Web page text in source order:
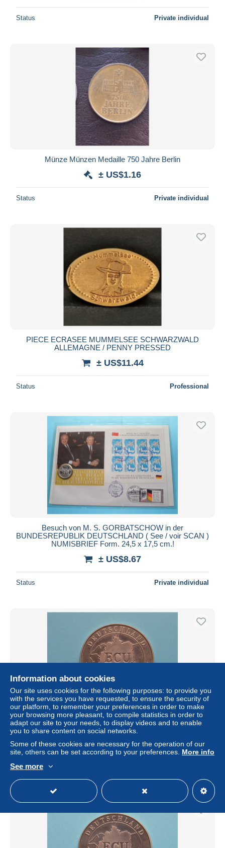
Status Private individual
Münze Münzen Medaille 750 Jahre Berlin
± US$1.16
Status Private individual
PIECE ECRASEE MUMMELSEE SCHWARZWALD
ALLEMAGNE / PENNY PRESSED
± US$11.44
Status Professional
Besuch von M. S. GORBATSCHOW in der
BUNDESREPUBLIK DEUTSCHLAND ( See / voir SCAN )
NUMISBRIEF Form. 24,5 x 17,5 cm.!
± US$8.67
Status Private individual
1992 > ECU DEUTSCHLAND - EUROPA Einigkeit / Recht
/ Freiheit ( for Grade, please see photo ) !
± US$4.34
Status
Information about cookies
Our site uses cookies for the following purposes: to provide you
with the services you have requested, to ensure the security of
our platform, to remember your preferences in order to make
your browsing more pleasant, to compile statistics in order to
adapt our site to your needs, to display videos and to enable
you to share content on social networks.
Some of these cookies are necessary for the operation of our
site, others can be set according to your preferences. More info
See more